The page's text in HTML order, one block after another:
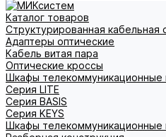
Каталог товаров
Структурированная кабельная
Адаптеры оптические
Кабель витая пара
Оптические кроссы
Шкафы телекоммуникационные
Cерия LITE
Cерия BASIS
Cерия KEYS
Шкафы телекоммуникационные